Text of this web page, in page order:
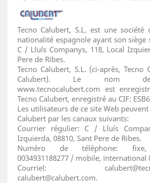
Tecno Calubert, S.L. est une société
nationalité espagnole ayant son siège
C / Lluís Companys, 118, Local
Pere de Ribes.
Tecno Calubert, S.L. (ci-après,
Calubert). Le nom
www.tecnocalubert.com est
Tecno Calubert, enregistré au CIF:
Les utilisateurs de ce site Web
Calubert par les canaux suivants:
Courrier régulier: C / Lluís
Izquierda, 08810, Sant Pere de Ribes.
Numéro de téléphone: fixe,
0034931188277 / mobile, international
Courriel:
calubert@calubert.com.